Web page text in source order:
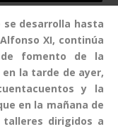
se desarrolla hasta
XI, continúa
fomento de la
la tarde de ayer,
y la
en la mañana de
dirigidos a